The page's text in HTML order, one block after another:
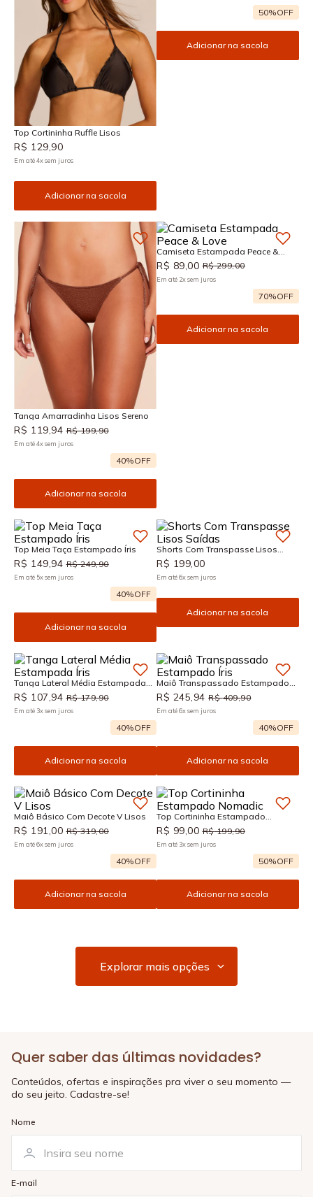
Top Cortininha Ruffle Lisos
R$ 129,90
Em até4xsem juros
Adicionar na sacola
50%OFF
Adicionar na sacola
Tanga Amarradinha Lisos Sereno
R$ 119,94 R$ 199,90
Em até4xsem juros
40%OFF
Adicionar na sacola
Camiseta Estampada Peace &
Love
R$ 89,00 R$ 299,00
Em até 2xsem juros
70%OFF
Adicionar na sacola
Top Meia Taça Estampado Íris
R$ 149,94 R$ 249,90
Em até 5xsem juros
40%OFF
Adicionar na sacola
Shorts Com Transpasse Lisos
Saídas
R$ 199,00
Em até6xsem juros
Adicionar na sacola
Tanga Lateral Média Estampada
Íris
R$ 107,94 R$ 179,90
Em até 3xsem juros
40%OFF
Adicionar na sacola
Maiô Transpassado Estampado
Íris
R$ 245,94 R$ 409,90
Em até6xsem juros
40%OFF
Adicionar na sacola
Maiô Básico Com Decote V Lisos
R$ 191,00 R$ 319,00
Em até6xsem juros
40%OFF
Adicionar na sacola
Top Cortininha Estampado
Nomadic
R$ 99,00 R$ 199,90
Em até 3xsem juros
50%OFF
Adicionar na sacola
Quer saber das últimas novidades?
Conteúdos, ofertas e inspirações pra viver o seu momento —
do seu jeito. Cadastre-se!
Nome
E-mail